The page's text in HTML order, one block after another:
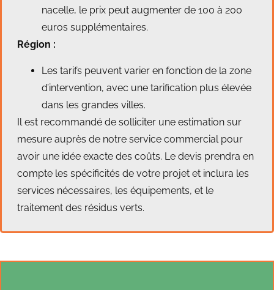
nacelle, le prix peut augmenter de 100 à 200
euros supplémentaires.
Région :
Les tarifs peuvent varier en fonction de la zone
d’intervention, avec une tarification plus élevée
dans les grandes villes.
Il est recommandé de solliciter une estimation sur
mesure auprès de notre service commercial pour
avoir une idée exacte des coûts. Le devis prendra en
compte les spécificités de votre projet et inclura les
services nécessaires, les équipements, et le
traitement des résidus verts.